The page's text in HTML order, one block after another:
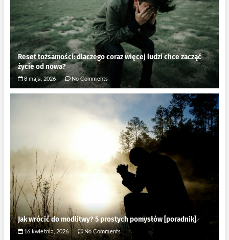
Reset tożsamości: dlaczego coraz więcej ludzi chce zacząć
życie od nowa?
8 maja, 2026 No Comments
Jak wrócić do modlitwy? 5 prostych pomysłów [poradnik]
16 kwietnia, 2026 No Comments